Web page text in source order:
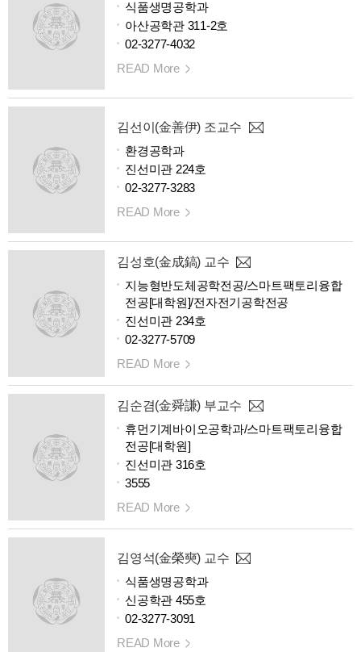
식품생명공학과
아산공학관 311-2호
02-3277-4032
READ More
김선이(金善伊) 조교수
환경공학과
진선미관 224호
02-3277-3283
READ More
김성호(金成鎬) 교수
지능형반도체공학전공/스마트팩토리융합
전공[대학원]/전자전기공학전공
진선미관 234호
02-3277-5709
READ More
김순겸(金舜謙) 부교수
휴먼기계바이오공학과/스마트팩토리융합
전공[대학원]
진선미관 316호
3555
READ More
김영석(金榮奭) 교수
식품생명공학과
신공학관 455호
02-3277-3091
READ More